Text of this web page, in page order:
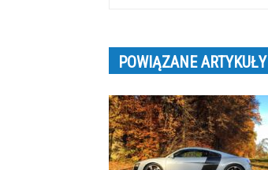
POWIĄZANE ARTYKUŁY